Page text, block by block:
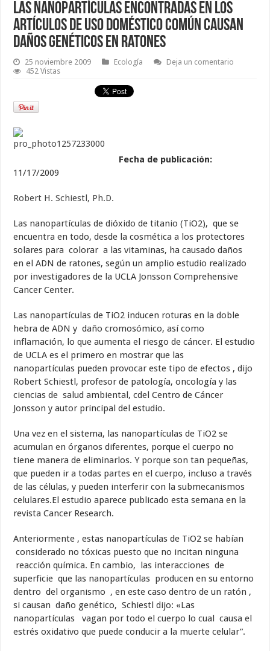
Las nanopartículas encontradas en los
artículos de uso doméstico común causan
daños genéticos en ratones
25 noviembre 2009 Ecología
Deja un comentario
452 Vistas
Fecha de publicación:
11/17/2009
Robert H. Schiestl, Ph.D.
Las nanopartículas de dióxido de titanio (TiO2), que se
encuentra en todo, desde la cosmética a los protectores
solares para colorar a las vitaminas, ha causado daños
en el ADN de ratones, según un amplio estudio realizado
por investigadores de la UCLA Jonsson Comprehensive
Cancer Center.
Las nanopartículas de TiO2 inducen roturas en la doble
hebra de ADN y daño cromosómico, así como
inflamación, lo que aumenta el riesgo de cáncer. El estudio
de UCLA es el primero en mostrar que las
nanopartículas pueden provocar este tipo de efectos , dijo
Robert Schiestl, profesor de patología, oncología y las
ciencias de salud ambiental, cdel Centro de Cáncer
Jonsson y autor principal del estudio.
Una vez en el sistema, las nanopartículas de TiO2 se
acumulan en órganos diferentes, porque el cuerpo no
tiene manera de eliminarlos. Y porque son tan pequeñas,
que pueden ir a todas partes en el cuerpo, incluso a través
de las células, y pueden interferir con la submecanismos
celulares.El estudio aparece publicado esta semana en la
revista Cancer Research.
Anteriormente , estas nanopartículas de TiO2 se habían
considerado no tóxicas puesto que no incitan ninguna
reacción química. En cambio, las interacciones de
superficie que las nanopartículas producen en su entorno
dentro del organismo , en este caso dentro de un ratón ,
si causan daño genético, Schiestl dijo: «Las
nanopartículas vagan por todo el cuerpo lo cual causa el
estrés oxidativo que puede conducir a la muerte celular”.